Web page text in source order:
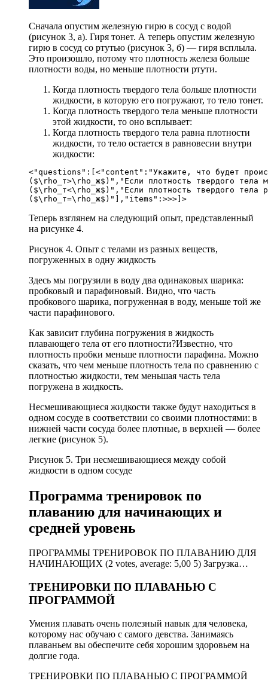
Сначала опустим железную гирю в сосуд с водой
(рисунок 3, а). Гиря тонет. А теперь опустим железную
гирю в сосуд со ртутью (рисунок 3, б) — гиря всплыла.
Это произошло, потому что плотность железа больше
плотности воды, но меньше плотности ртути.
Когда плотность твердого тела больше плотности
жидкости, в которую его погружают, то тело тонет.
Когда плотность твердого тела меньше плотности
этой жидкости, то оно всплывает:
Когда плотность твердого тела равна плотности
жидкости, то тело остается в равновесии внутри
жидкости:
<"questions":[<"content":"Укажите, что будет
($\rho_т>\rho_ж$)","Если плотность твердого тела
($\rho_т<\rho_ж$)","Если плотность твердого тела
($\rho_т=\rho_ж$)"],"items":>>>]>
Теперь взглянем на следующий опыт, представленный
на рисунке 4.
Рисунок 4. Опыт с телами из разных веществ,
погруженных в одну жидкость
Здесь мы погрузили в воду два одинаковых шарика:
пробковый и парафиновый. Видно, что часть
пробкового шарика, погруженная в воду, меньше той же
части парафинового.
Как зависит глубина погружения в жидкость
плавающего тела от его плотности?Известно, что
плотность пробки меньше плотности парафина. Можно
сказать, что чем меньше плотность тела по сравнению с
плотностью жидкости, тем меньшая часть тела
погружена в жидкость.
Несмешивающиеся жидкости также будут находиться в
одном сосуде в соответствии со своими плотностями: в
нижней части сосуда более плотные, в верхней — более
легкие (рисунок 5).
Рисунок 5. Три несмешивающиеся между собой
жидкости в одном сосуде
Программа тренировок по
плаванию для начинающих и
средней уровень
ПРОГРАММЫ ТРЕНИРОВОК ПО ПЛАВАНИЮ ДЛЯ
НАЧИНАЮЩИХ (2 votes, average: 5,00 5) Загрузка…
ТРЕНИРОВКИ ПО ПЛАВАНЬЮ С
ПРОГРАММОЙ
Умения плавать очень полезный навык для человека,
которому нас обучаю с самого девства. Занимаясь
плаваньем вы обеспечите себя хорошим здоровьем на
долгие года.
ТРЕНИРОВКИ ПО ПЛАВАНЬЮ С ПРОГРАММОЙ